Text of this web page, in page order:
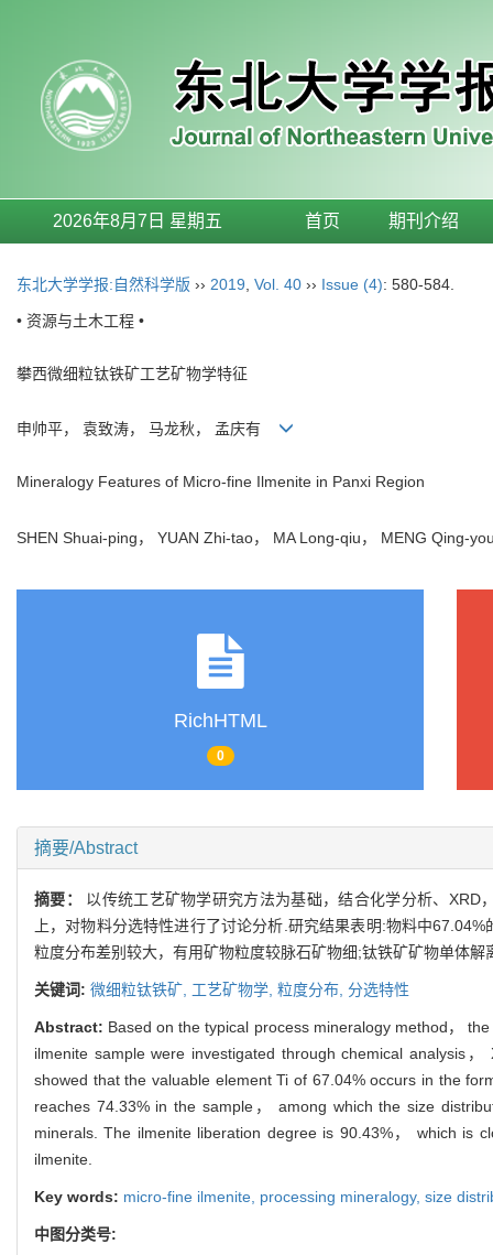
2026年8月7日 星期五 首页 期刊介绍
东北大学学报:自然科学版 ›› 2019 Vol. 40 ›› Issue (4): 580-584.
• 资源与土木工程 •
攀西微细粒钛铁矿工艺矿物学特征
申帅平， 袁致涛， 马龙秋， 孟庆有
Mineralogy Features of Micro-fine Ilmenite in Panxi Region
SHEN Shuai-ping， YUAN Zhi-tao， MA Long-qiu， MENG Qing-
RichHTML
0
摘要/Abstract
摘要： 以传统工艺矿物学研究方法为基础，结合化学分析、
上，对物料分选特性进行了讨论分析.研究结果表明:物料中
粒度分布差别较大，有用矿物粒度较脉石矿物细;钛铁矿矿物单体
关键词: 微细粒钛铁矿, 工艺矿物学, 粒度分布, 分选特性
Abstract: Based on the typical process mineralogy method，
ilmenite sample were investigated through chemical analysis
showed that the valuable element Ti of 67.04% occurs in the
reaches 74.33% in the sample， among which the size
minerals. The ilmenite liberation degree is 90.43%， which is
ilmenite.
Key words: micro-fine ilmenite, processing mineralogy, size
中图分类号: